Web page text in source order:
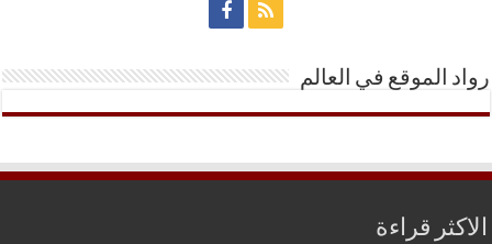
رواد الموقع في العالم
الاكثر قراءة